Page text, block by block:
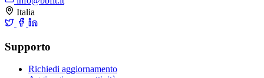
Italia
Supporto
Richiedi aggiornamento